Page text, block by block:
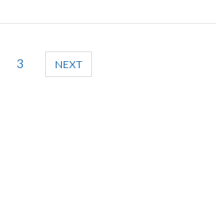
3 NEXT